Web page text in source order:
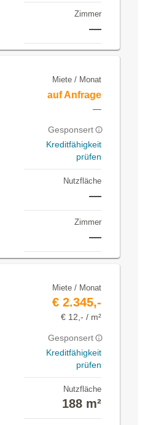
Zimmer
—
Miete / Monat
auf Anfrage
—
Gesponsert
Kreditfähigkeit
prüfen
Nutzfläche
—
Zimmer
—
Miete / Monat
€ 2.345,-
€ 12,- / m²
Gesponsert
Kreditfähigkeit
prüfen
Nutzfläche
188 m²